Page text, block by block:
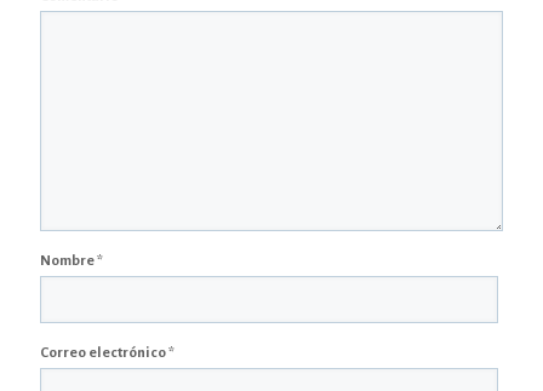
Nombre*
Correo electrónico*